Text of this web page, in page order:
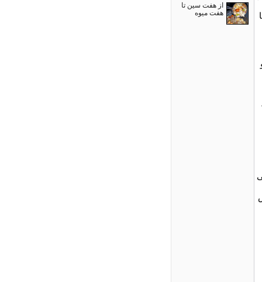
از هفت سین تا
هفت میوه